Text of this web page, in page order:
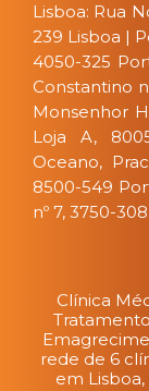
Lisboa: Rua
239 Lisboa |
4050-325
Constantino
Monsenhor
Loja A,
Oceano,
8500-549
nº 7, 3750-
Clínica
rede de 6
em